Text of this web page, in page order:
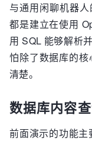
与通用闲聊机器
都是建立在使用
用 SQL 能够解析
怕除了数据库的核
清楚。
数据库内容
前面演示的功能